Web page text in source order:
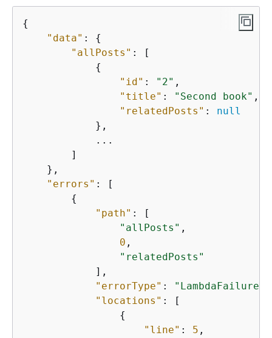
{
"data" : {
"allPosts" : [
{
"id" : "2" ,
"title" : "Second book" ,
"relatedPosts" : null
            },
            ...
        ]
    },
"errors" : [
{
"path" : [
"allPosts" ,
0 ,
"relatedPosts"
            ],
"errorType" : "LambdaFailure"
"locations" : [
{
"line" : 5 ,